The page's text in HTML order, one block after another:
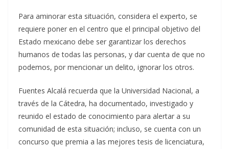
Para aminorar esta situación, considera el experto, se
requiere poner en el centro que el principal objetivo del
Estado mexicano debe ser garantizar los derechos
humanos de todas las personas, y dar cuenta de que no
podemos, por mencionar un delito, ignorar los otros.
Fuentes Alcalá recuerda que la Universidad Nacional, a
través de la Cátedra, ha documentado, investigado y
reunido el estado de conocimiento para alertar a su
comunidad de esta situación; incluso, se cuenta con un
concurso que premia a las mejores tesis de licenciatura,